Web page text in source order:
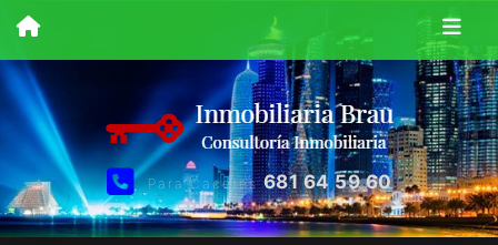
Para Caceres681 64 59 60